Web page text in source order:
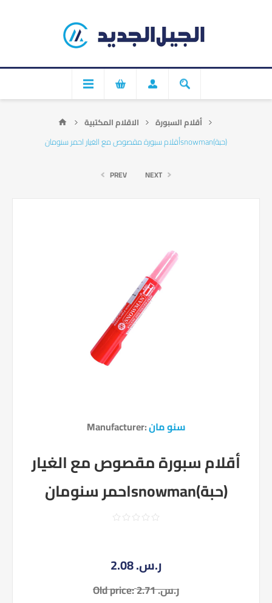
الاقلام المكتبية
أقلام السبورة
أقلام سبورة مقصوص مع الغيار احمر سنومانsnowman(حبة)
PREV NEXT
Manufacturer:سنو مان
أقلام سبورة مقصوص مع الغيار
احمر سنومانsnowman(حبة)
2.08 ر.س.‏
Old price: 2.71 ر.س.‏